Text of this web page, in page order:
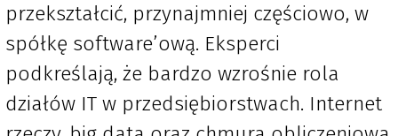
przekształcić, przynajmniej częściowo, w
spółkę software’ową. Eksperci
podkreślają, że bardzo wzrośnie rola
działów IT w przedsiębiorstwach. Internet